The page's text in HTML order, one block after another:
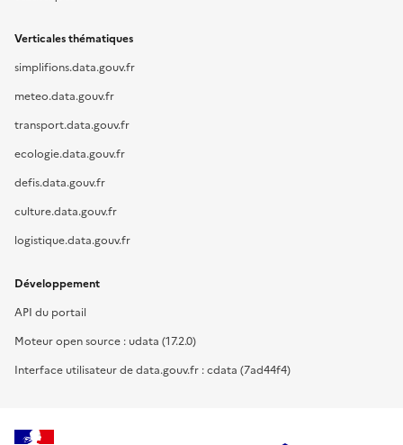
Verticales thématiques
simplifions.data.gouv.fr
meteo.data.gouv.fr
transport.data.gouv.fr
ecologie.data.gouv.fr
defis.data.gouv.fr
culture.data.gouv.fr
logistique.data.gouv.fr
Développement
API du portail
Moteur open source : udata (17.2.0)
Interface utilisateur de data.gouv.fr : cdata (7ad44f4)